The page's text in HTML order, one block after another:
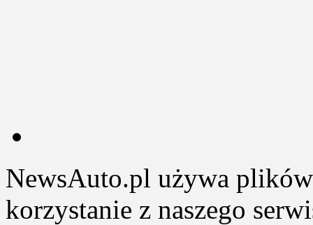
NewsAuto.pl używa
korzystanie z naszego